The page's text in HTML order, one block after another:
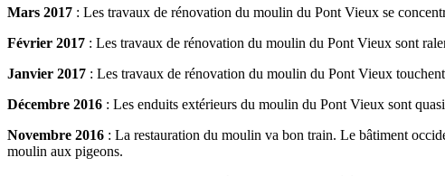
Mars 2017 : Les travaux de rénovation du moulin du Pont Vieux se
Février 2017 : Les travaux de rénovation du moulin du Pont Vieux sont
Janvier 2017 : Les travaux de rénovation du moulin du Pont Vieux
Décembre 2016 : Les enduits extérieurs du moulin du Pont Vieux sont
Novembre 2016 : La restauration du moulin va bon train. Le bâtiment
moulin aux pigeons.